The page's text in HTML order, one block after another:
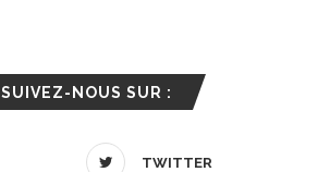
SUIVEZ-NOUS SUR :
TWITTER